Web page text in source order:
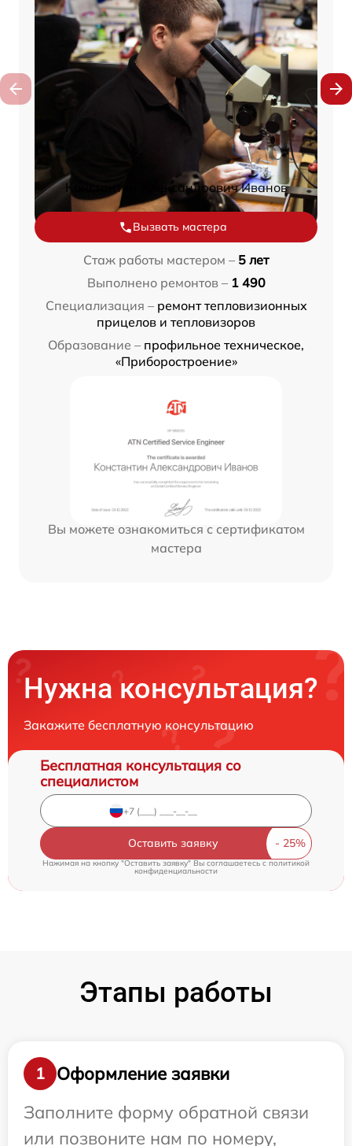
Константин Александрович Иванов
Вызвать мастера
Стаж работы мастером – 5 лет
Выполнено ремонтов – 1 490
Специализация – ремонт тепловизионных
прицелов и тепловизоров
Образование – профильное техническое,
«Приборостроение»
Вы можете ознакомиться с сертификатом
мастера
Нужна консультация?
Закажите бесплатную консультацию
Бесплатная консультация со
специалистом
Оставить заявку
Нажимая на кнопку "Оставить заявку" Вы соглашаетесь cполитикой
конфиденциальности
Этапы работы
1
Оформление заявки
Заполните форму обратной связи
или позвоните нам по номеру,